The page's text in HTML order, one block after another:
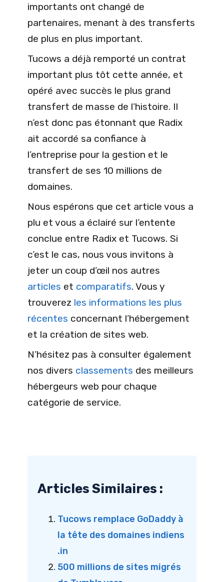
importants ont changé de
partenaires, menant à des transferts
de plus en plus important.
Tucows a déjà remporté un contrat
important plus tôt cette année, et
opéré avec succès le plus grand
transfert de masse de l’histoire. Il
n’est donc pas étonnant que Radix
ait accordé sa confiance à
l’entreprise pour la gestion et le
transfert de ses 10 millions de
domaines.
Nous espérons que cet article vous a
plu et vous a éclairé sur l’entente
conclue entre Radix et Tucows. Si
c’est le cas, nous vous invitons à
jeter un coup d’œil nos autres
articles et comparatifs. Vous y
trouverez les informations les plus
récentes concernant l’hébergement
et la création de sites web.
N’hésitez pas à consulter également
nos divers classements des meilleurs
hébergeurs web pour chaque
catégorie de service.
Articles Similaires :
Tucows remplace GoDaddy à
la tête des domaines indiens
.in
500 millions de sites migrés